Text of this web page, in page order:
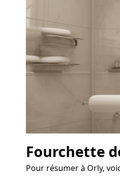
Fourchette
Pour résumer à Orly,